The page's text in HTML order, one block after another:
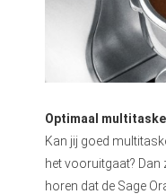
Optimaal
Kan jij goed
het vooruitgaat? Dan
horen dat de Sage